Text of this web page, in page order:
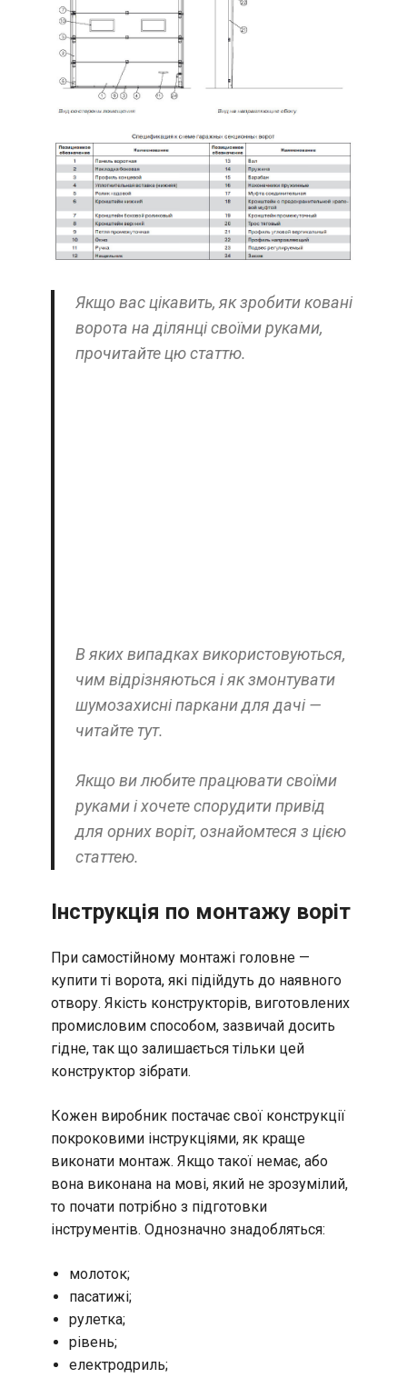
Якщо вас цікавить, як зробити ковані
ворота на ділянці своїми руками,
прочитайте цю статтю.
В яких випадках використовуються,
чим відрізняються і як змонтувати
шумозахисні паркани для дачі —
читайте тут.
Якщо ви любите працювати своїми
руками і хочете спорудити привід
для орних воріт, ознайомтеся з цією
статтею.
Інструкція по монтажу воріт
При самостійному монтажі головне —
купити ті ворота, які підійдуть до наявного
отвору. Якість конструкторів, виготовлених
промисловим способом, зазвичай досить
гідне, так що залишається тільки цей
конструктор зібрати.
Кожен виробник постачає свої конструкції
покроковими інструкціями, як краще
виконати монтаж. Якщо такої немає, або
вона виконана на мові, який не зрозумілий,
то почати потрібно з підготовки
інструментів. Однозначно знадобляться:
молоток;
пасатижі;
рулетка;
рівень;
електродриль;